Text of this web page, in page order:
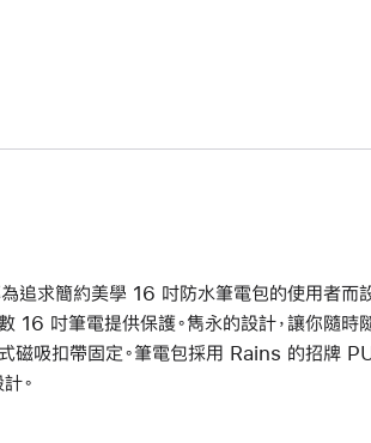
追求簡約美學 16 吋防水筆電包的使用者而
16 吋筆電提供保護。雋永的設計，讓你隨時
磁吸扣帶固定。筆電包採用 Rains 的招牌
。